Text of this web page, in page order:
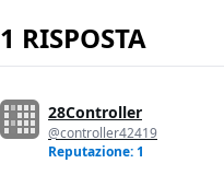
1 RISPOSTA
28Controller
@controller42419
Reputazione: 1